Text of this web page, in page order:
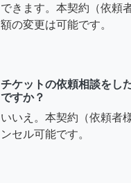
できます。本契約（依頼
額の変更は可能です。
チケットの依頼相談をし
ですか？
いいえ。本契約（依頼者
ンセル可能です。